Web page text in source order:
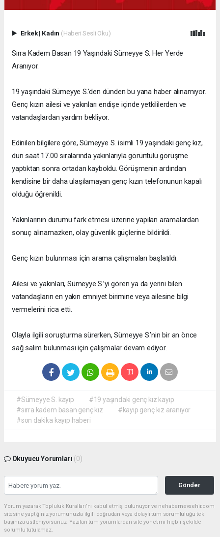
Erkek| Kadın (Haberi Sesli Oku)
Sırra Kadem Basan 19 Yaşındaki Sümeyye S. Her Yerde
Aranıyor.
19 yaşındaki Sümeyye S.’den dünden bu yana haber alınamıyor.
Genç kızın ailesi ve yakınları endişe içinde yetkililerden ve
vatandaşlardan yardım bekliyor.
Edinilen bilgilere göre, Sümeyye S. isimli 19 yaşındaki genç kız,
dün saat 17.00 sıralarında yakınlarıyla görüntülü görüşme
yaptıktan sonra ortadan kayboldu. Görüşmenin ardından
kendisine bir daha ulaşılamayan genç kızın telefonunun kapalı
olduğu öğrenildi.
Yakınlarının durumu fark etmesi üzerine yapılan aramalardan
sonuç alınamazken, olay güvenlik güçlerine bildirildi.
Genç kızın bulunması için arama çalışmaları başlatıldı.
Ailesi ve yakınları, Sümeyye S.’yi gören ya da yerini bilen
vatandaşların en yakın emniyet birimine veya ailesine bilgi
vermelerini rica etti.
Olayla ilgili soruşturma sürerken, Sümeyye S.’nin bir an önce
sağ salim bulunması için çalışmalar devam ediyor.
#Sümeyye S. kayıp
#19 yaşındaki genç kız kayıp
#sırra kadem basan genç kız
#kayıp genç kız aranıyor
#son dakika kayıp haberi
Okuyucu Yorumları (0)
Gönder
Yorum yazarak Topluluk Kuralları’nı kabul etmiş bulunuyor ve nehabernevsehir.com
sitesine yaptığınız yorumunuzla ilgili doğrudan veya dolaylı tüm sorumluluğu tek
başınıza üstleniyorsunuz. Yazılan tüm yorumlardan site yönetimi hiçbir şekilde
sorumlu tutulamaz.